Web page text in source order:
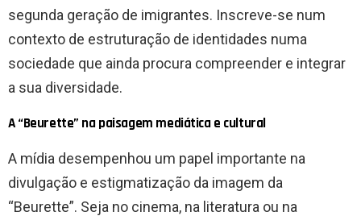
segunda geração de imigrantes. Inscreve-se num
contexto de estruturação de identidades numa
sociedade que ainda procura compreender e integrar
a sua diversidade.
A “Beurette” na paisagem mediática e cultural
A mídia desempenhou um papel importante na
divulgação e estigmatização da imagem da
“Beurette”. Seja no cinema, na literatura ou na